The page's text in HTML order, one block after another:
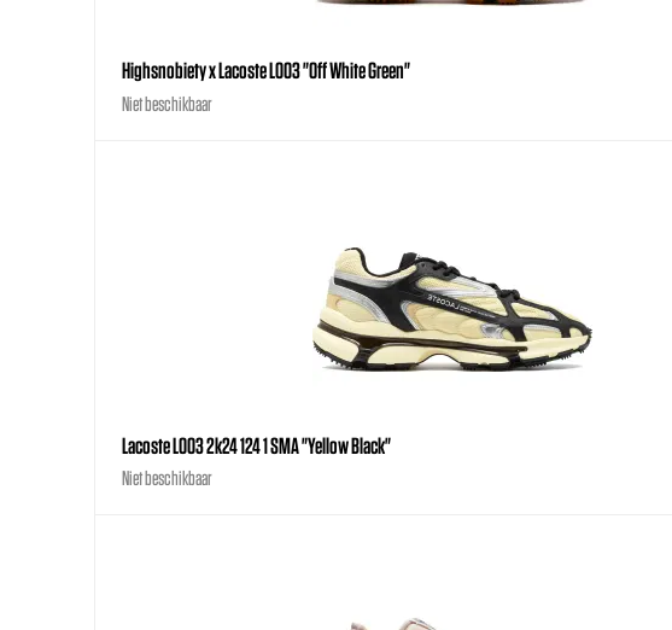
Highsnobiety x Lacoste L003 "Off White Green"
Niet beschikbaar
Lacoste L003 2k24 124 1 SMA "Yellow Black"
Niet beschikbaar